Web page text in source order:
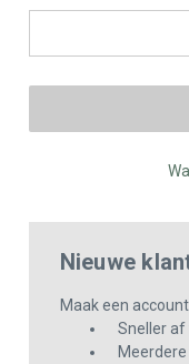
Nieuwe
Maak een
Sneller af